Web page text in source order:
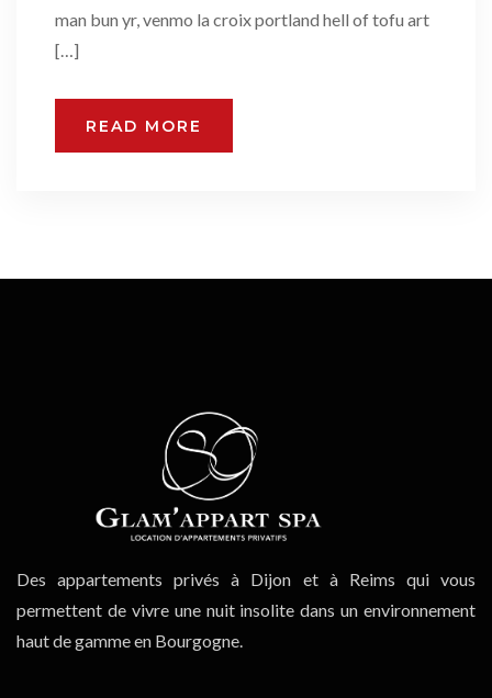
man bun yr, venmo la croix portland hell of tofu art
[…]
READ MORE
Des appartements privés à Dijon et à Reims qui vous
permettent de vivre une nuit insolite dans un environnement
haut de gamme en Bourgogne.